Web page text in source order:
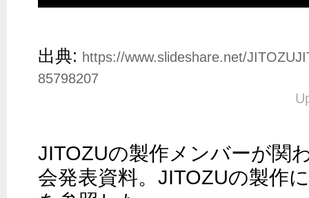
出典: https://www.slideshare.net/
85798207
JITOZUの製作メンバーが関
会発表資料。JITOZUの製作